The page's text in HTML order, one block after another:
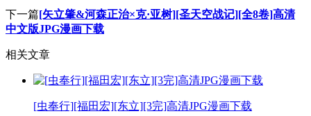
下一篇[矢立肇&河森正治×克·亚树][圣天空战记][全8卷]高清
中文版JPG漫画下载
相关文章
[虫奉行][福田宏][东立][3完]高清JPG漫画下载